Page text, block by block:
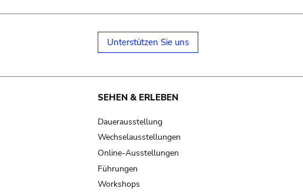
Unterstützen Sie uns
SEHEN & ERLEBEN
Dauerausstellung
Wechselausstellungen
Online-Ausstellungen
Führungen
Workshops